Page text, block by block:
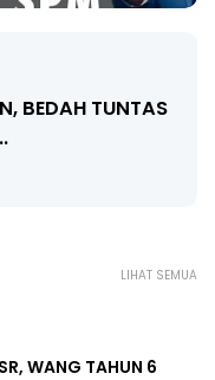
BEDAH TUNTAS
LIHAT SEMUA
WANG TAHUN 6